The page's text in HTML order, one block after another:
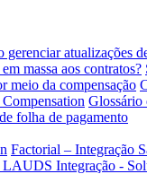
gerenciar atualizações
massa aos contratos?
meio da compensação
Glossário
folha de pagamento
Factorial – Integração
Integração -